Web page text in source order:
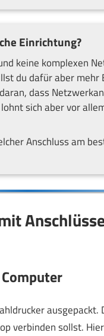
Einrichtung?
keine komplexen
du dafür aber
dass
sich aber vor
Anschluss am
verbinden sollst.